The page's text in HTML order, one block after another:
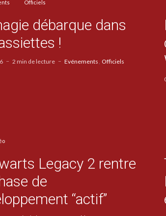
Officiels
débarque dans
!
2 min de lecture Evénements Officiels
Legacy 2 rentre
de
“actif”